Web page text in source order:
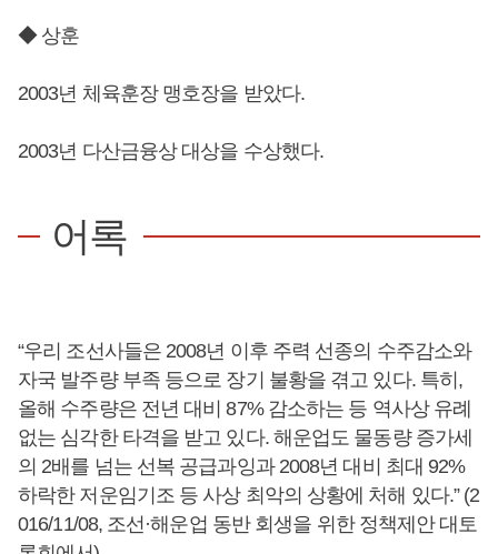
◆ 상훈
2003년 체육훈장 맹호장을 받았다.
2003년 다산금융상 대상을 수상했다.
어록
“우리 조선사들은 2008년 이후 주력 선종의 수주감소와
자국 발주량 부족 등으로 장기 불황을 겪고 있다. 특히,
올해 수주량은 전년 대비 87% 감소하는 등 역사상 유례
없는 심각한 타격을 받고 있다. 해운업도 물동량 증가세
의 2배를 넘는 선복 공급과잉과 2008년 대비 최대 92%
하락한 저운임기조 등 사상 최악의 상황에 처해 있다.” (2
016/11/08, 조선·해운업 동반 회생을 위한 정책제안 대토